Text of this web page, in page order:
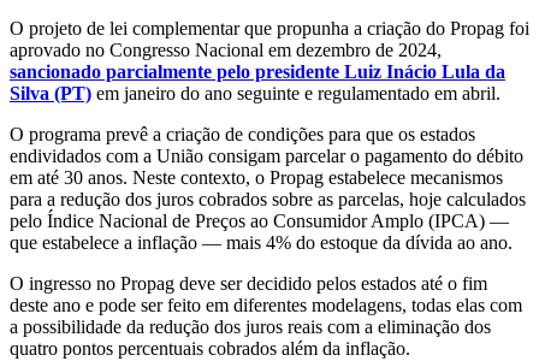
O projeto de lei complementar que propunha a criação do Propag foi
aprovado no Congresso Nacional em dezembro de 2024,
sancionado parcialmente pelo presidente Luiz Inácio Lula da
Silva (PT) em janeiro do ano seguinte e regulamentado em abril.
O programa prevê a criação de condições para que os estados
endividados com a União consigam parcelar o pagamento do débito
em até 30 anos. Neste contexto, o Propag estabelece mecanismos
para a redução dos juros cobrados sobre as parcelas, hoje calculados
pelo Índice Nacional de Preços ao Consumidor Amplo (IPCA) —
que estabelece a inflação — mais 4% do estoque da dívida ao ano.
O ingresso no Propag deve ser decidido pelos estados até o fim
deste ano e pode ser feito em diferentes modelagens, todas elas com
a possibilidade da redução dos juros reais com a eliminação dos
quatro pontos percentuais cobrados além da inflação.